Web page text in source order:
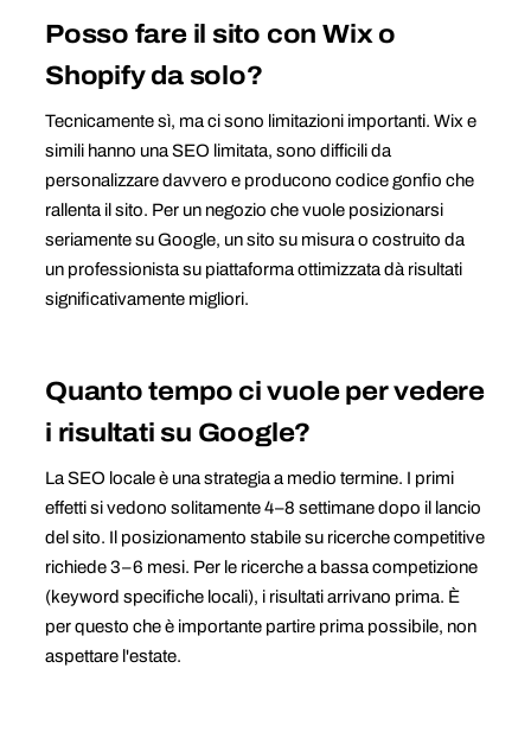
Posso fare il sito con Wix o
Shopify da solo?
Tecnicamente sì, ma ci sono limitazioni importanti. Wix e
simili hanno una SEO limitata, sono difficili da
personalizzare davvero e producono codice gonfio che
rallenta il sito. Per un negozio che vuole posizionarsi
seriamente su Google, un sito su misura o costruito da
un professionista su piattaforma ottimizzata dà risultati
significativamente migliori.
Quanto tempo ci vuole per vedere
i risultati su Google?
La SEO locale è una strategia a medio termine. I primi
effetti si vedono solitamente 4–8 settimane dopo il lancio
del sito. Il posizionamento stabile su ricerche competitive
richiede 3–6 mesi. Per le ricerche a bassa competizione
(keyword specifiche locali), i risultati arrivano prima. È
per questo che è importante partire prima possibile, non
aspettare l'estate.